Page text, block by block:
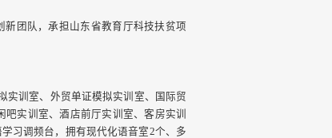
团队，承担山东省教育厅科技扶贫项
实训室、外贸单证模拟实训室、国际贸
实训室、酒店前厅实训室、客房实训
习调频台，拥有现代化语音室2个、多